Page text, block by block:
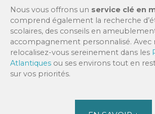
Nous vous offrons un service clé en
comprend également la recherche
scolaires, des conseils en
accompagnement personnalisé. Avec
relocalisez-vous sereinement dans les
Atlantiques ou ses environs tout en
sur vos priorités.